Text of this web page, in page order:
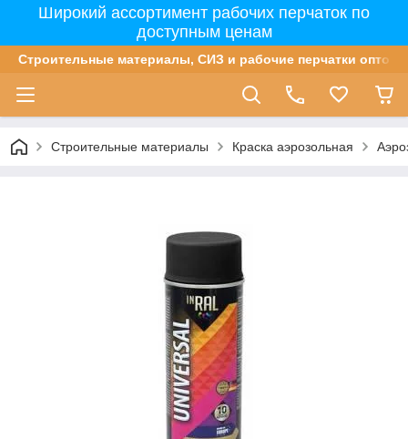
Широкий ассортимент рабочих перчаток по
доступным ценам
Строительные материалы, СИЗ и рабочие перчатки оптом
Строительные материалы Краска аэрозольная